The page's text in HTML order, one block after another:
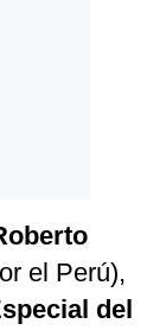
el Perú),
del